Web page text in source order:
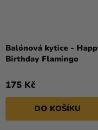
Balónová kytice -
Birthday Flamingo
175 Kč
DO KOŠÍKU